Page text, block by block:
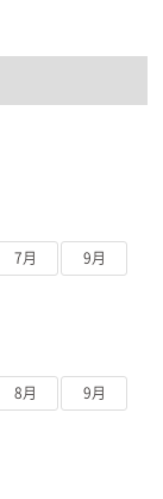
7月 9月
8月 9月